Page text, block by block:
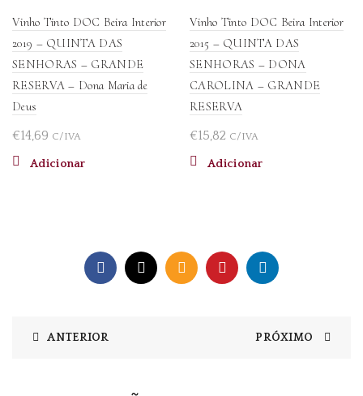
Vinho Tinto DOC Beira Interior
2019 – QUINTA DAS
SENHORAS – GRANDE
RESERVA – Dona Maria de
Deus
€14,69 C/IVA
Adicionar
Vinho Tinto DOC Beira Interior
2015 – QUINTA DAS
SENHORAS – DONA
CAROLINA – GRANDE
RESERVA
€15,82 C/IVA
Adicionar
ANTERIOR PRÓXIMO